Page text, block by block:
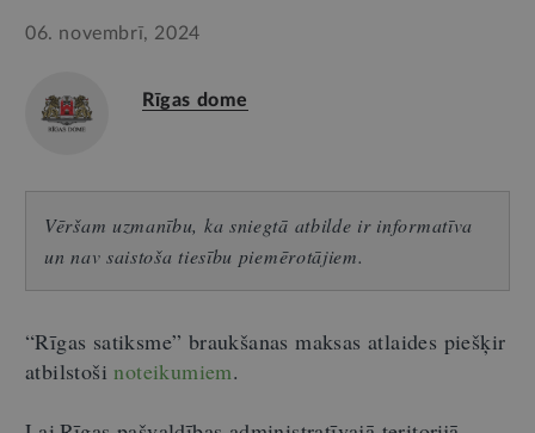
06. novembrī, 2024
Rīgas dome
Vēršam uzmanību, ka sniegtā atbilde ir informatīva
un nav saistoša tiesību piemērotājiem.
“Rīgas satiksme” braukšanas maksas atlaides piešķir
atbilstoši noteikumiem.